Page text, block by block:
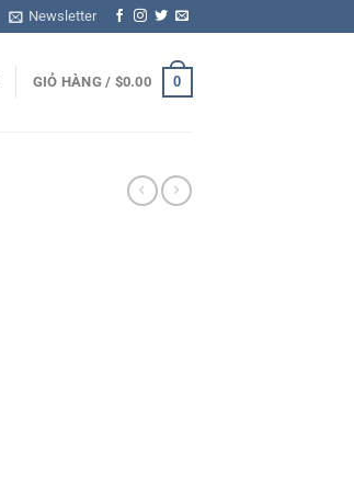
Newsletter
GIỎ HÀNG / $0.00 0